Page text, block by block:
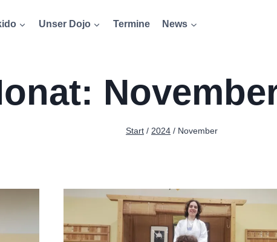
Unser Dojo Termine News
Start / 2024 / November